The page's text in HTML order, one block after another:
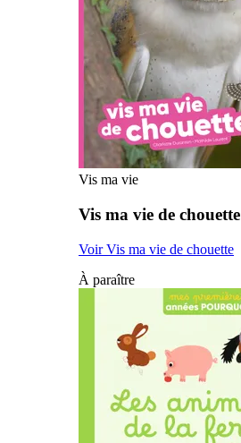
Vis ma vie
Vis ma vie de chouette
Voir Vis ma vie de chouette
À paraître